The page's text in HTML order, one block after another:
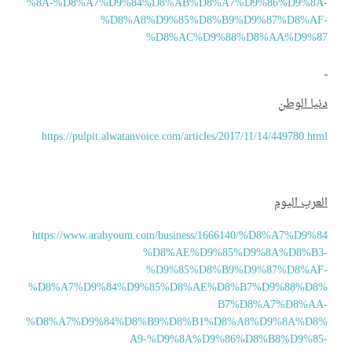
الوطن
https://pulpit.alwatanvoice.com/articles/2017/11/14/
اليوم
https://www.arabyoum.com/business/1666140/
A9-